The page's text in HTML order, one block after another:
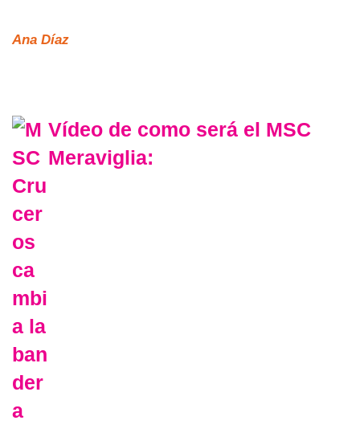
Ana Díaz
Vídeo de como será el MSC
Meraviglia: